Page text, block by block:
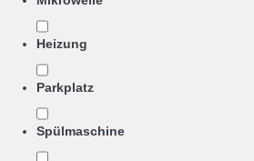
Heizung
Parkplatz
Spülmaschine